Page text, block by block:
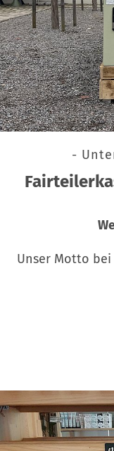
-
Unser Motto